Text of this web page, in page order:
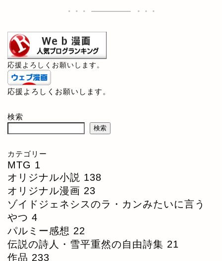
応援よろしくお願いします。
応援よろしくお願いします。
検索
検索
カテゴリー
MTG 1
オリジナル小説 138
オリジナル漫画 23
ゾイドジェネシスのラ・カンみたいに言う
やつ 4
パルミー感想 22
伝説の詩人・雪平重然の自由詩集 21
作品 233